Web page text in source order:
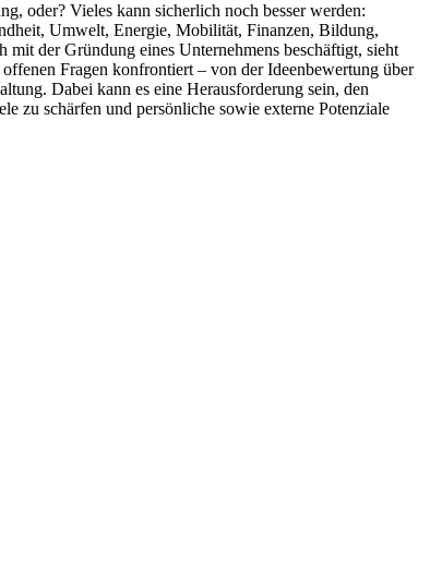
oder? Vieles kann sicherlich noch besser werden:
Umwelt, Energie, Mobilität, Finanzen, Bildung,
mit der Gründung eines Unternehmens beschäftigt, sieht
Fragen konfrontiert – von der Ideenbewertung über
Dabei kann es eine Herausforderung sein, den
zu schärfen und persönliche sowie externe Potenziale